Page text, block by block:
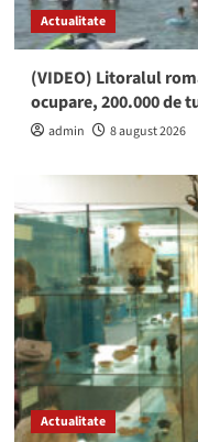
Actualitate
(VIDEO) Litoralul
ocupare, 200.000 de
admin 8 august 2026
Actualitate